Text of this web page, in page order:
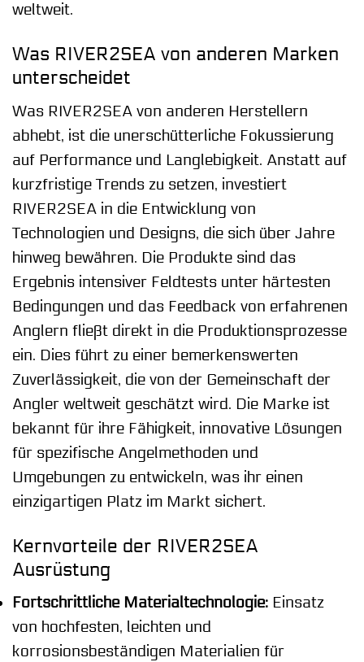
weltweit.
Was RIVER2SEA von anderen Marken
unterscheidet
Was RIVER2SEA von anderen Herstellern
abhebt, ist die unerschütterliche Fokussierung
auf Performance und Langlebigkeit. Anstatt auf
kurzfristige Trends zu setzen, investiert
RIVER2SEA in die Entwicklung von
Technologien und Designs, die sich über Jahre
hinweg bewähren. Die Produkte sind das
Ergebnis intensiver Feldtests unter härtesten
Bedingungen und das Feedback von erfahrenen
Anglern fließt direkt in die Produktionsprozesse
ein. Dies führt zu einer bemerkenswerten
Zuverlässigkeit, die von der Gemeinschaft der
Angler weltweit geschätzt wird. Die Marke ist
bekannt für ihre Fähigkeit, innovative Lösungen
für spezifische Angelmethoden und
Umgebungen zu entwickeln, was ihr einen
einzigartigen Platz im Markt sichert.
Kernvorteile der RIVER2SEA
Ausrüstung
Fortschrittliche Materialtechnologie: Einsatz
von hochfesten, leichten und
korrosionsbeständigen Materialien für